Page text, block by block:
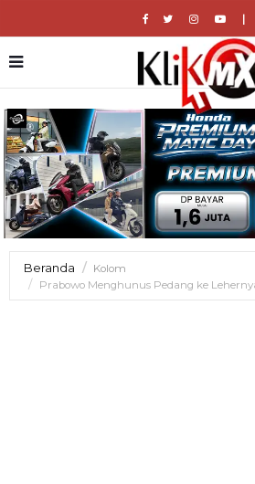
|
Beranda
Kolom
Prabowo Menghunus Pedang ke